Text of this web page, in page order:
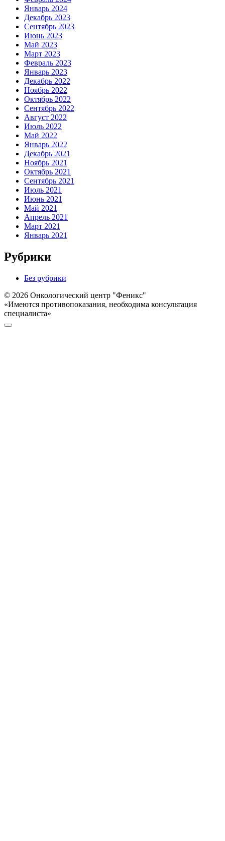
Январь 2024
Декабрь 2023
Сентябрь 2023
Июнь 2023
Май 2023
Март 2023
Февраль 2023
Январь 2023
Декабрь 2022
Ноябрь 2022
Октябрь 2022
Сентябрь 2022
Август 2022
Июль 2022
Май 2022
Январь 2022
Декабрь 2021
Ноябрь 2021
Октябрь 2021
Сентябрь 2021
Июль 2021
Июнь 2021
Май 2021
Апрель 2021
Март 2021
Январь 2021
Рубрики
Без рубрики
© 2026 Онкологический центр "Феникс"
«Имеются противопоказания, необходима консультация
специалиста»